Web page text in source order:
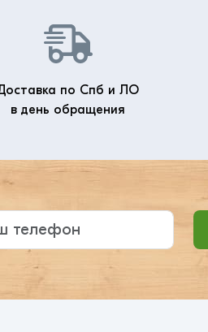
по Спб и ЛО
в день обращения